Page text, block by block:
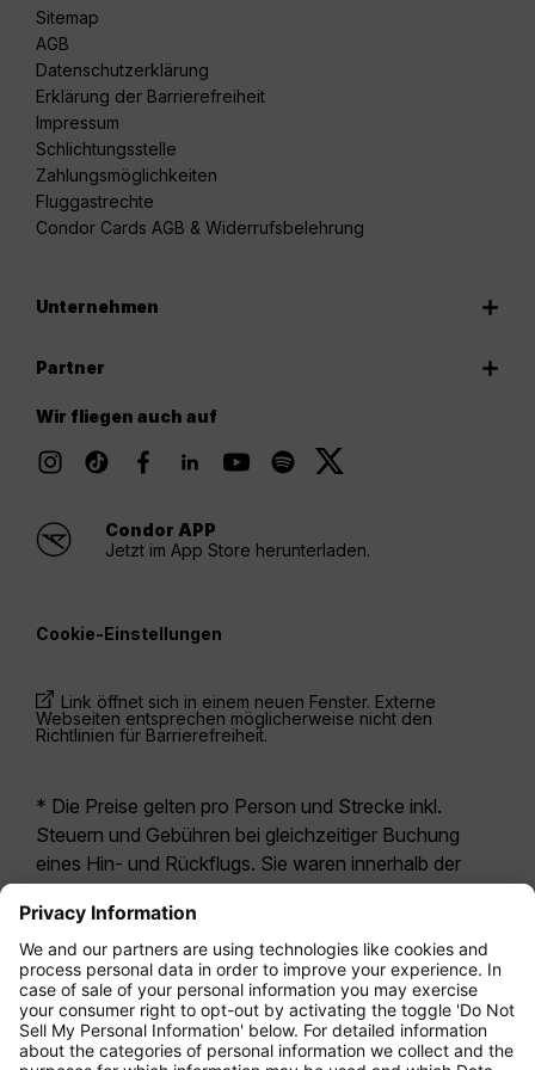
Sitemap
AGB
Datenschutzerklärung
Erklärung der Barrierefreiheit
Impressum
Schlichtungsstelle
Zahlungsmöglichkeiten
Fluggastrechte
Condor Cards AGB & Widerrufsbelehrung
Unternehmen
Partner
Wir fliegen auch auf
Condor APP
Jetzt im App Store herunterladen.
Cookie-Einstellungen
Link öffnet sich in einem neuen Fenster. Externe
Webseiten entsprechen möglicherweise nicht den
Richtlinien für Barrierefreiheit.
* Die Preise gelten pro Person und Strecke inkl.
Steuern und Gebühren bei gleichzeitiger Buchung
eines Hin- und Rückflugs. Sie waren innerhalb der
möglicherweise nicht mehr aktuell. Bei den für die
Economy Class angegebenen Tarifen handelt es
sich i.d.R. um Economy Zero, unsere restriktivste
Tarifoption. Es können hierfür zusätzliche Gebühren
fürAufgabegepäck oder für andere optionale
Leistungen anfallen. Es gelten dieAllgemeinen